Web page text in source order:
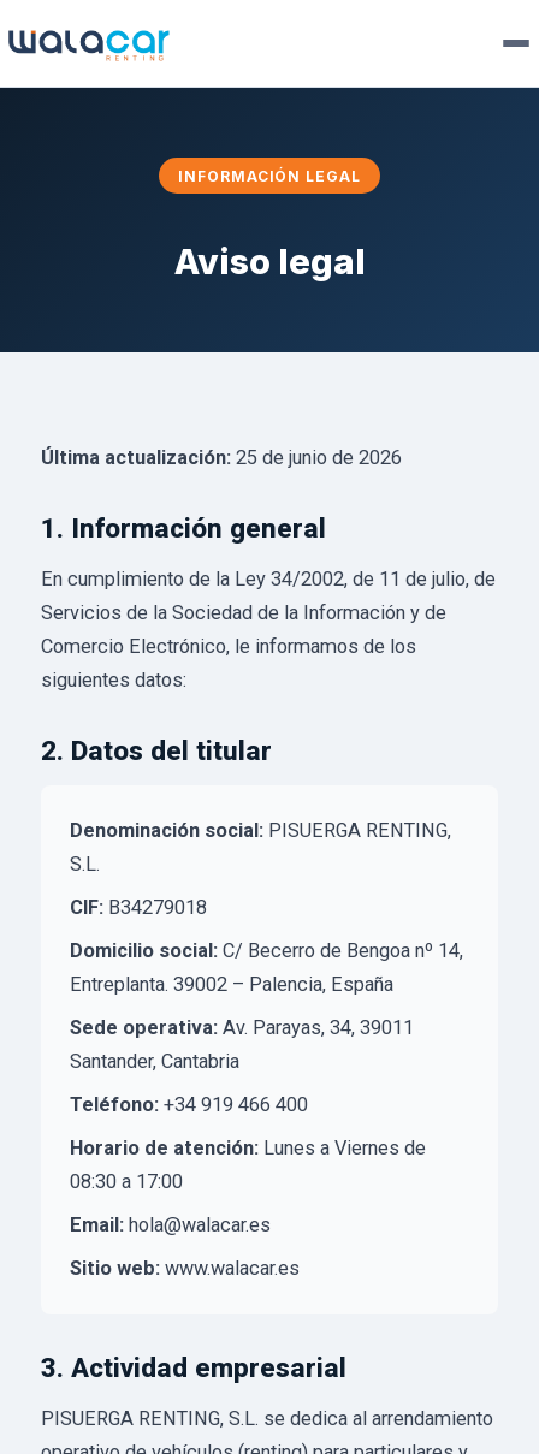
INFORMACIÓN LEGAL
Aviso legal
Última actualización: 25 de junio de 2026
1. Información general
En cumplimiento de la Ley 34/2002, de 11 de julio, de
Servicios de la Sociedad de la Información y de
Comercio Electrónico, le informamos de los
siguientes datos:
2. Datos del titular
Denominación social: PISUERGA RENTING,
S.L.
CIF: B34279018
Domicilio social: C/ Becerro de Bengoa nº 14,
Entreplanta. 39002 – Palencia, España
Sede operativa: Av. Parayas, 34, 39011
Santander, Cantabria
Teléfono: +34 919 466 400
Horario de atención: Lunes a Viernes de
08:30 a 17:00
Email: hola@walacar.es
Sitio web: www.walacar.es
3. Actividad empresarial
PISUERGA RENTING, S.L. se dedica al arrendamiento